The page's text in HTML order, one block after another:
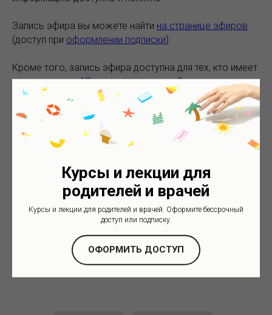
Запись эфира вы можете найти на странице эфиров
(доступ при оформлении подписки)
Кроме того, запись эфира доступна для тех, кто имеет
доступ к курсу"Дальнозоркость, амблиопия - курс для
родителей"
На сайте есть видеоматериалы и лекции для
родителей. Они находятся в разделе «ВИДЕО».
Не является медицинской
рекомендацией. Проконсультируйтесь
с врачом
Курсы и лекции для
родителей и врачей
Курсы и лекции для родителей и врачей. Оформите бессрочный
доступ или подписку.
ОФОРМИТЬ ДОСТУП